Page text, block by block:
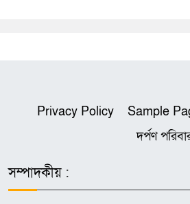
Privacy Policy Sample
দর্পণ
সম্পাদকীয় :